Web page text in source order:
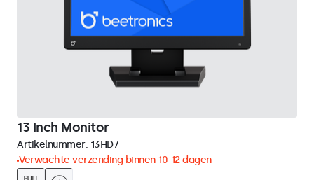
13 Inch Monitor
Artikelnummer: 13HD7
Verwachte verzending binnen 10-12 dagen